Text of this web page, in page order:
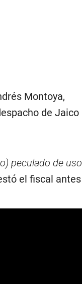
Montoya,
de Jaico
peculado de uso
el fiscal antes